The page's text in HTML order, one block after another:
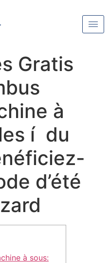
Gratis
à
í du
d’été
à sous: